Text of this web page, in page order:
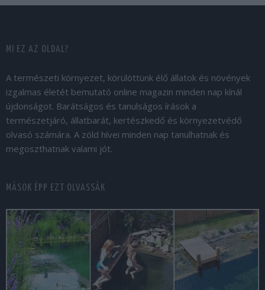
MI EZ AZ OLDAL?
A természeti környezet, körülöttünk élő állatok és növények
izgalmas életét bemutató online magazin minden nap kínál
újdonságot. Barátságos és tanulságos írások a
természetjáró, állatbarát, kertészkedő és környezetvédő
olvasó számára. A zöld hívei minden nap tanulhatnak és
megoszthatnak valami jót.
MÁSOK ÉPP EZT OLVASSÁK